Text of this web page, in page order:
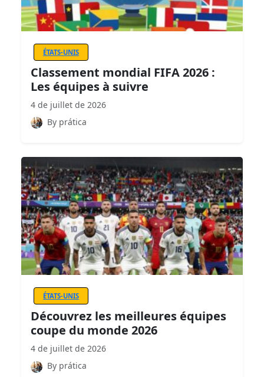
ÉTATS-UNIS
Classement mondial FIFA 2026 :
Les équipes à suivre
4 de juillet de 2026
By prática
ÉTATS-UNIS
Découvrez les meilleures équipes
coupe du monde 2026
4 de juillet de 2026
By prática